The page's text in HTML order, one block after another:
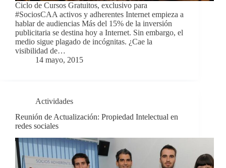
Ciclo de Cursos Gratuitos, exclusivo para
#SociosCAA activos y adherentes Internet empieza a
hablar de audiencias Más del 15% de la inversión
publicitaria se destina hoy a Internet. Sin embargo, el
medio sigue plagado de incógnitas. ¿Cae la
visibilidad de…
14 mayo, 2015
Actividades
Reunión de Actualización: Propiedad Intelectual en
redes sociales